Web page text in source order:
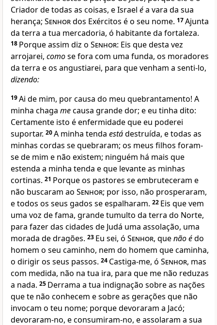
Criador de todas as coisas, e Israel éa vara da sua
herança; Senhordos Exércitos é o seu nome. 17Ajunta
da terra a tua mercadoria, ó habitante da fortaleza.
18 Porque assim diz o Senhor: Eis que desta vez
arrojarei, comose fora com uma funda, os moradores
da terra e os angustiarei, para que venham a senti-lo,
dizendo:
19Ai de mim, por causa do meu quebrantamento! A
minha chaga mecausa grande dor; e eu tinha dito:
Certamente isto é enfermidade que eu poderei
suportar. 20A minha tenda estádestruída, e todas as
minhas cordas se quebraram; os meus filhos foram-
se de mim e não existem; ninguém há mais que
estenda a minha tenda e que levante as minhas
cortinas. 21 Porque os pastores se embruteceram e
não buscaram ao Senhor; por isso, não prosperaram,
e todos os seus gados se espalharam. 22 Eis que vem
uma voz de fama, grande tumulto da terra do Norte,
para fazer das cidades de Judá uma assolação, uma
morada de dragões. 23 Eu sei, ó Senhor, quenão édo
homem o seu caminho, nem do homem que caminha,
o dirigir os seus passos. 24 Castiga-me, ó Senhor, mas
com medida, não na tua ira, para que me não reduzas
a nada. 25 Derrama a tua indignação sobre as nações
que te não conhecem e sobre as gerações que não
invocam o teu nome; porque devoraram a Jacó;
devoraram-no, e consumiram-no, e assolaram a sua